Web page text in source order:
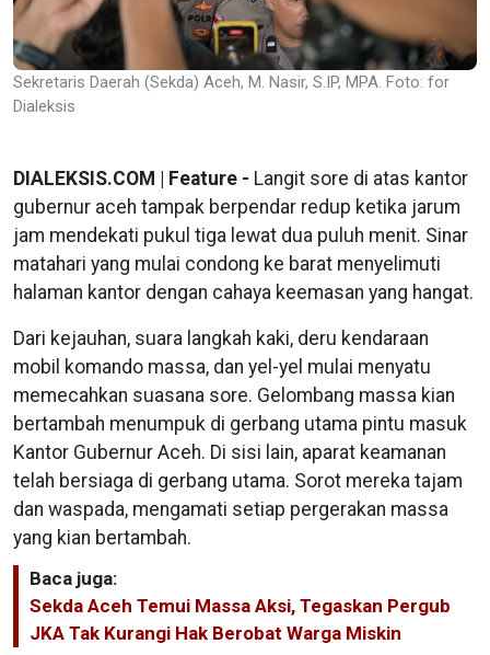
Sekretaris Daerah (Sekda) Aceh, M. Nasir, S.IP, MPA. Foto: for
Dialeksis
DIALEKSIS.COM | Feature - Langit sore di atas kantor
gubernur aceh tampak berpendar redup ketika jarum
jam mendekati pukul tiga lewat dua puluh menit. Sinar
matahari yang mulai condong ke barat menyelimuti
halaman kantor dengan cahaya keemasan yang hangat.
Dari kejauhan, suara langkah kaki, deru kendaraan
mobil komando massa, dan yel-yel mulai menyatu
memecahkan suasana sore. Gelombang massa kian
bertambah menumpuk di gerbang utama pintu masuk
Kantor Gubernur Aceh. Di sisi lain, aparat keamanan
telah bersiaga di gerbang utama. Sorot mereka tajam
dan waspada, mengamati setiap pergerakan massa
yang kian bertambah.
Baca juga:
Sekda Aceh Temui Massa Aksi, Tegaskan Pergub
JKA Tak Kurangi Hak Berobat Warga Miskin